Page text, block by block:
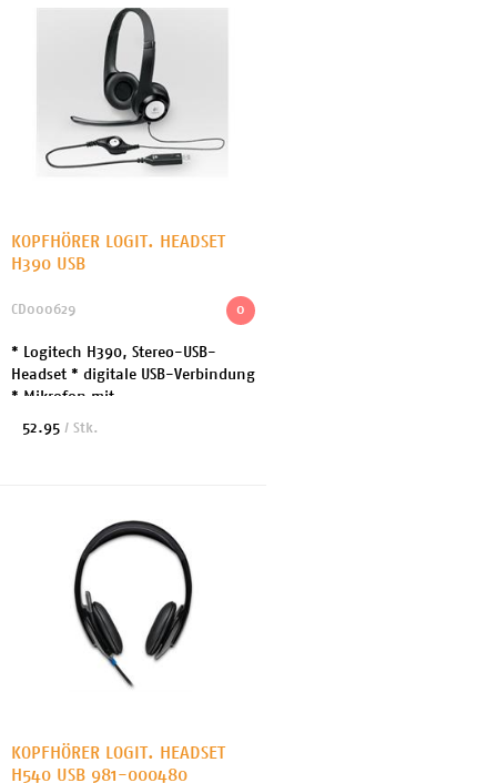
KOPFHÖRER LOGIT. HEADSET
H390 USB
0
CD000629
* Logitech H390, Stereo-USB-
Headset * digitale USB-Verbindung
* Mikrofon mit
Rauschunterdrückung
52.95 / Stk.
KOPFHÖRER LOGIT. HEADSET
H540 USB 981-000480